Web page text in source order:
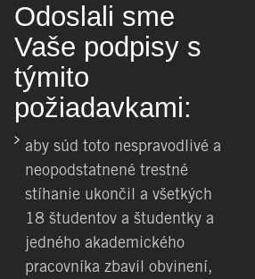
Odoslali sme
Vaše podpisy s
týmito
požiadavkami:
aby súd toto nespravodlivé a
neopodstatnené trestné
stíhanie ukončil a všetkých
18 študentov a študentky a
jedného akademického
pracovníka zbavil obvinení,